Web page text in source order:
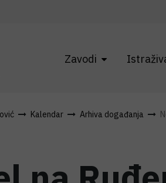
Zavodi
Kalendar Arhiva događanja